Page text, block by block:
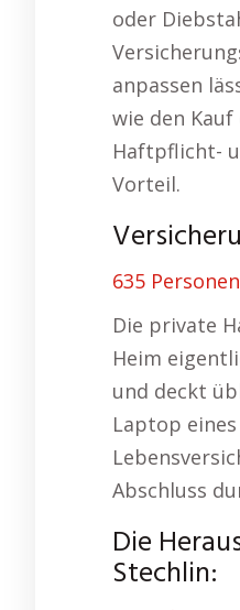
oder
anpassen
wie den
Haftpflicht-
Vorteil.
635
Die private
Heim
und deckt
Laptop
Abschluss
Die
Stechlin: